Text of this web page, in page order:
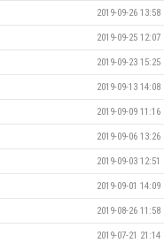
2019-09-26 13:58
2019-09-25 12:07
2019-09-23 15:25
2019-09-13 14:08
2019-09-09 11:16
2019-09-06 13:26
2019-09-03 12:51
2019-09-01 14:09
2019-08-26 11:58
2019-07-21 21:14